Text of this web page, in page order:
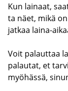
Kun lai­naat,
ta näet, mikä
jat­kaa laina-​
Voit pa­laut­taa
pa­lau­tat, et
myö­häs­sä,